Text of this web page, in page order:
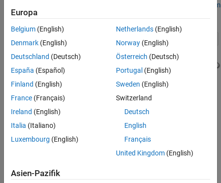
Ports
Parameter
Blockeigenschaften
Versionsverlauf
Siehe auch
Select Subsystem
Execution
Beispiele
This set of examples shows different types of Simulink®
Europa
Belgium (English)
Denmark (English)
Deutschland (Deutsch)
España (Español)
Finland (English)
France (Français)
Ireland (English)
Italia (Italiano)
Luxembourg (English)
Netherlands(English)
Norway(English)
Österreich (Deutsch)
Portugal (English)
Sweden (English)
Switzerland
Deutsch
English
Français
United Kingdom(English)
Asien-Pazifik